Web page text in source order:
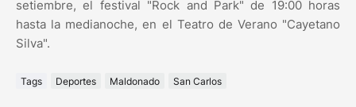
setiembre, el festival "Rock and Park" de 19:00 horas
hasta la medianoche, en el Teatro de Verano "Cayetano
Silva".
Tags Deportes Maldonado San Carlos